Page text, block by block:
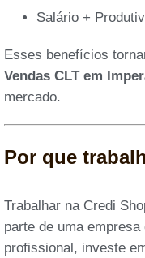
Salário +
Esses benefícios
Vendas CLT em
mercado.
Por que
Trabalhar na Credi
parte de uma
profissional, investe